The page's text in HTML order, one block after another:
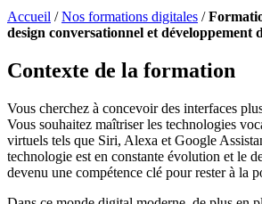
Accueil /Nos formations digitales /
design conversationnel et développement
Contexte de la formation
Vous cherchez à concevoir des interfaces
Vous souhaitez maîtriser les technologies
virtuels tels que Siri, Alexa et Google
technologie est en constante évolution et le
devenu une compétence clé pour rester à la